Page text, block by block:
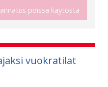
poissa käytöstä
vuokratilat